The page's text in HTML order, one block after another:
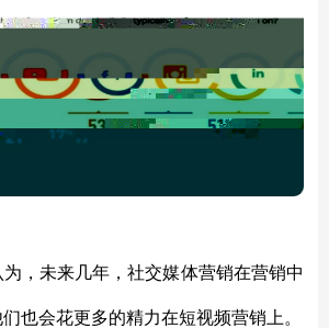
，未来几年 ，社交媒体营销在营销中
也会花更多的精力在短视频营销上。